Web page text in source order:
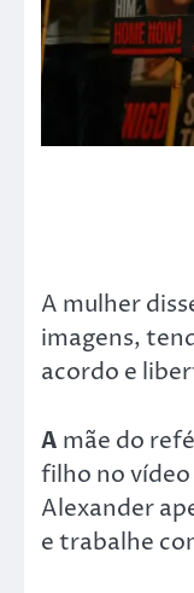
A mulher
imagens,
acordo e
A mãe do
filho no
Alexander
e trabalhe